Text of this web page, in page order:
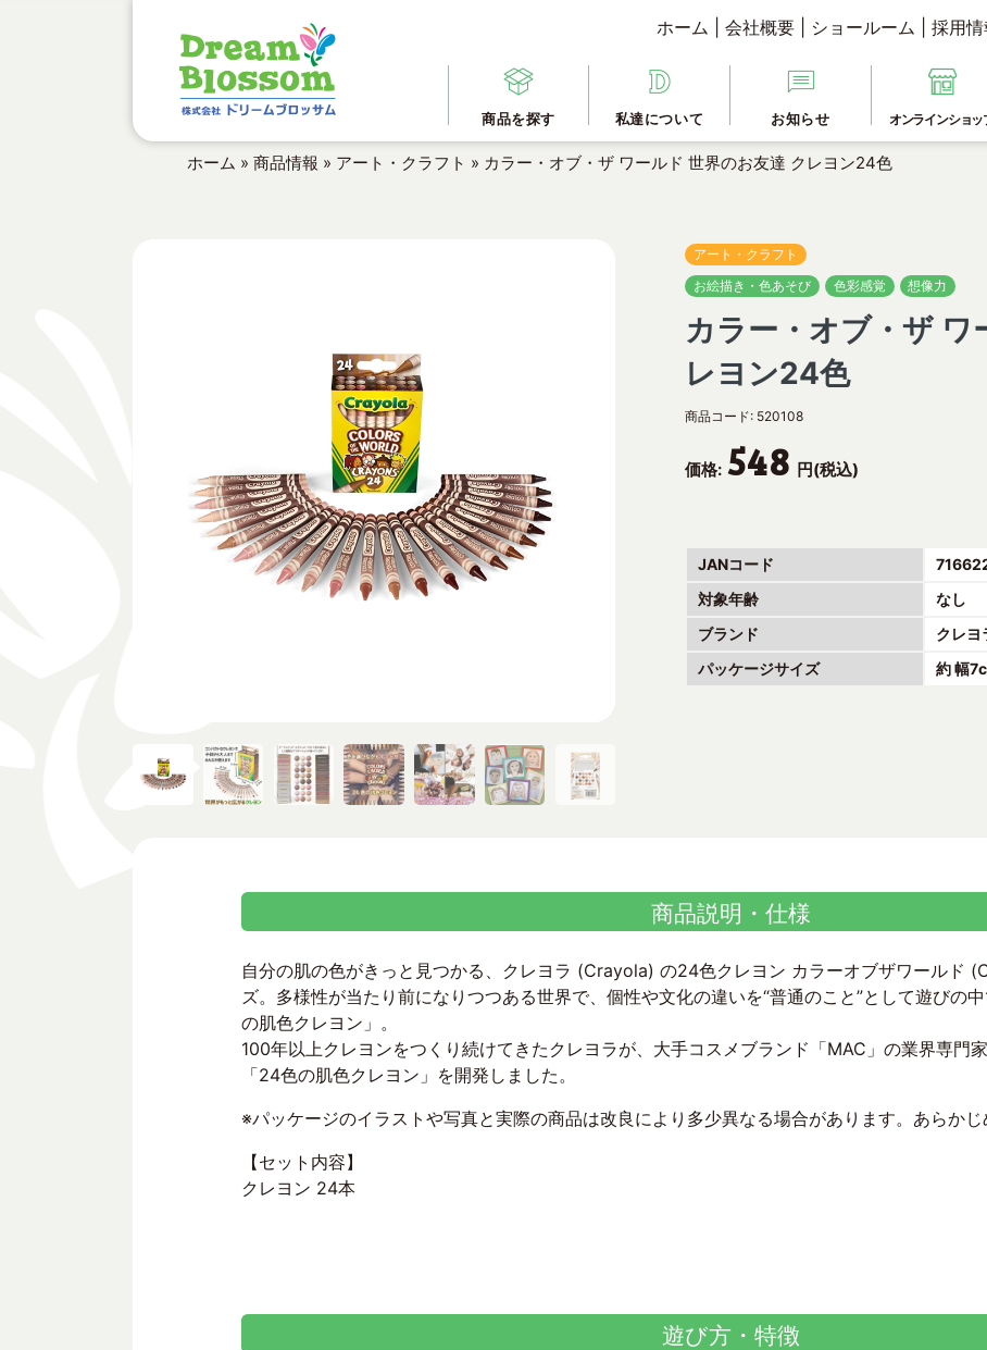
ホーム 会社概要 ショールーム 採用情
商品を探す 私達について お知らせ オンラインショッ
ホーム » 商品情報 » アート・クラフト » カラー・オブ・ザ ワールド 世界のお友達 クレヨン24色
アート・クラフト
お絵描き・色あそび
色彩感覚 想像力
カラー・オブ・ザ ワ
レヨン24色
商品コード: 520108
価格: 548 円(税込)
JANコード
対象年齢
なし
ブランド
クレヨ
パッケージサイズ
約 幅
商品説明・仕様
自分の肌の色がきっと見つかる、クレヨラ (Crayola) の24色クレヨン カラーオブザワールド
ズ。多様性が当たり前になりつつある世界で、個性や文化の違いを“普通のこと”として遊びの
の肌色クレヨン」。
100年以上クレヨンをつくり続けてきたクレヨラが、大手コスメブランド「MAC」の業界専門
「24色の肌色クレヨン」を開発しました。
※パッケージのイラストや写真と実際の商品は改良により多少異なる場合があります。あらかじ
【セット内容】
クレヨン 24本
遊び方・特徴